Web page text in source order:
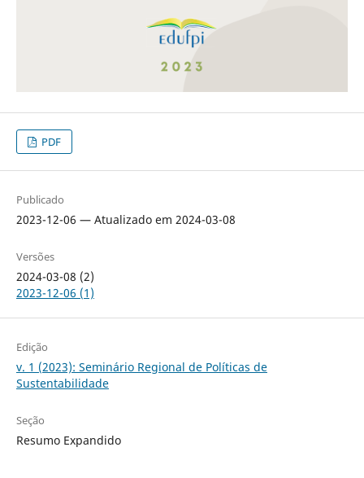
PDF
Publicado
2023-12-06 — Atualizado em 2024-03-08
Versões
2024-03-08 (2)
2023-12-06 (1)
Edição
v. 1 (2023): Seminário Regional de Políticas de
Sustentabilidade
Seção
Resumo Expandido